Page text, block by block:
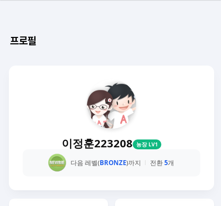
프로필
이정훈223208 농장 LV1
다음 레벨(BRONZE)까지 전환5개